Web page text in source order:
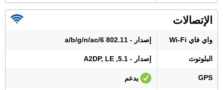
الإتصالات
واي فاي Wi-Fi إصدار - 802.11 a/b/g/n/ac/6
البلوتوث إصدار - 5.1, A2DP, LE
GPS يدعم